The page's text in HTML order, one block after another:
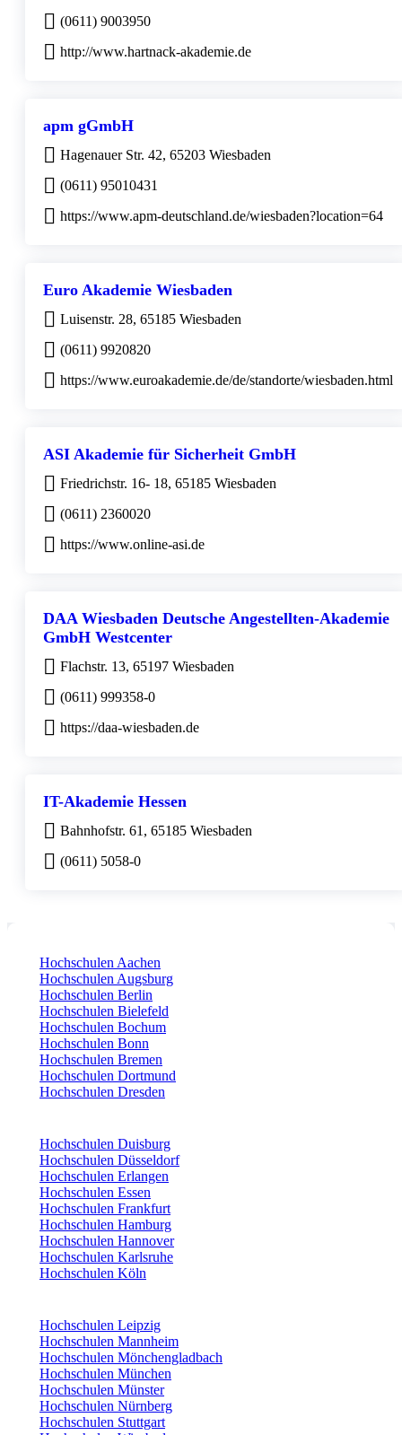
(0611) 9003950
http://www.hartnack-akademie.de
apm gGmbH
Hagenauer Str. 42, 65203 Wiesbaden
(0611) 95010431
https://www.apm-deutschland.de/wiesbaden?location=64
Euro Akademie Wiesbaden
Luisenstr. 28, 65185 Wiesbaden
(0611) 9920820
https://www.euroakademie.de/de/standorte/wiesbaden.html
ASI Akademie für Sicherheit GmbH
Friedrichstr. 16- 18, 65185 Wiesbaden
(0611) 2360020
https://www.online-asi.de
DAA Wiesbaden Deutsche Angestellten-Akademie
GmbH Westcenter
Flachstr. 13, 65197 Wiesbaden
(0611) 999358-0
https://daa-wiesbaden.de
IT-Akademie Hessen
Bahnhofstr. 61, 65185 Wiesbaden
(0611) 5058-0
Hochschulen Aachen
Hochschulen Augsburg
Hochschulen Berlin
Hochschulen Bielefeld
Hochschulen Bochum
Hochschulen Bonn
Hochschulen Bremen
Hochschulen Dortmund
Hochschulen Dresden
Hochschulen Duisburg
Hochschulen Düsseldorf
Hochschulen Erlangen
Hochschulen Essen
Hochschulen Frankfurt
Hochschulen Hamburg
Hochschulen Hannover
Hochschulen Karlsruhe
Hochschulen Köln
Hochschulen Leipzig
Hochschulen Mannheim
Hochschulen Mönchengladbach
Hochschulen München
Hochschulen Münster
Hochschulen Nürnberg
Hochschulen Stuttgart